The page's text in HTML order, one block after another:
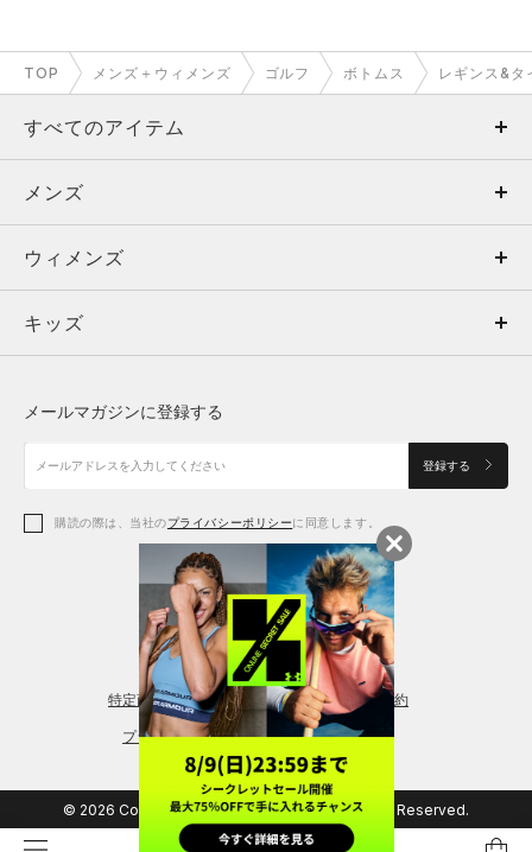
TOP メンズ＋ウィメンズ ゴルフ ボトムス レギンス&タ
すべてのアイテム
メンズ
ウィメンズ
キッズ
アクセサリー
メンズ
トップス
ボトムス
アクセサリー
ウィメンズ
トップス
シューズ
アクセサリー
レギンス＆タイツ
キッズ
シューズ
メールマガジンに登録する
登録する
購読の際は、当社のプライバシーポリシーに同意します。
特定商取引法に基づく通販の表記 会員規約
プライバシーポリシー
© 2026 Copyright DOME Corporation. All Rights Reserved.